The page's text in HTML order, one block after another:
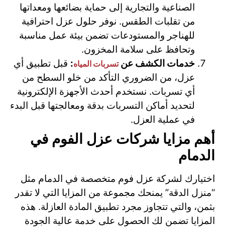
الصناعية والتجارية إلى حماية بضائعها ومعداتها
من تقلبات الطقس. نوفر حلول عزل احترافية
للهناجر والمستودعات تضمن بيئة عمل مناسبة
وتحافظ على سلامة المخزون.
خدمات الكشف عنتسربات المياه: قبل تطبيق أي
عزل، من الضروري التأكد من خلو السطح من
أي تسربات. نستخدم أحدث الأجهزة الإلكترونية
لتحديد أماكن التسربات بدقة ومعالجتها قبل البدء
في عملية العزل.
أهم مزايا شركات عزل الفوم في
الدمام
اختيارك لشركة عزل فوم متخصصة في الدمام مثل
“منزل الدقة” يمنحك مجموعة من المزايا التي لا تقدر
بثمن، والتي تتجاوز مجرد تطبيق المادة العازلة. هذه
المزايا تضمن لك الحصول على خدمة عالية الجودة